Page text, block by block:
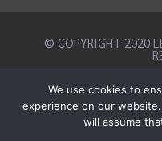
© COPYRIGHT 2020
We use cookies to
experience on our
will assume